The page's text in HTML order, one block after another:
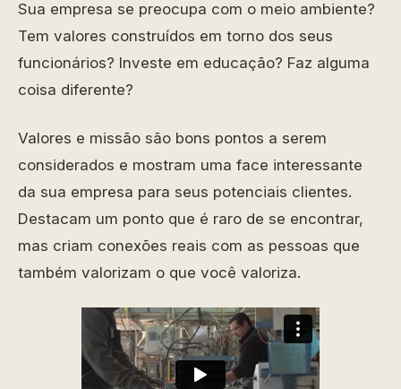
Sua empresa se preocupa com o meio ambiente?
Tem valores construídos em torno dos seus
funcionários? Investe em educação? Faz alguma
coisa diferente?
Valores e missão são bons pontos a serem
considerados e mostram uma face interessante
da sua empresa para seus potenciais clientes.
Destacam um ponto que é raro de se encontrar,
mas criam conexões reais com as pessoas que
também valorizam o que você valoriza.